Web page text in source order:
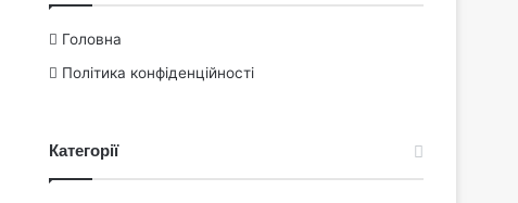
Головна
Політика конфіденційності
Категорії